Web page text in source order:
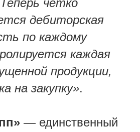
четко
дебиторская
по каждому
каждая
продукции,
на закупку».
— единственный